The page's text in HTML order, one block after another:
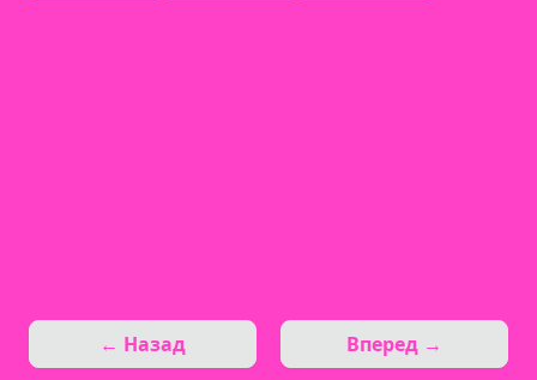
← Назад Вперед →